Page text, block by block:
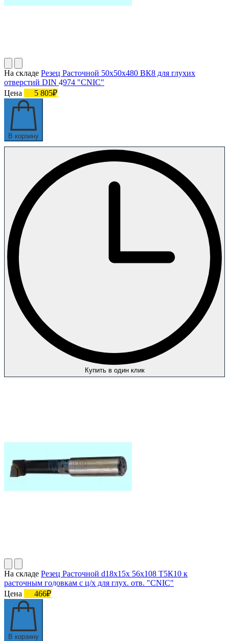
На складе Резец Расточной 50х50х480 ВК8 для глухих
отверстий DIN 4974 "CNIC"
Цена
5 805₽
В корзину
Купить в один клик
На складе Резец Расточной d18х15х 56х108 Т5К10 к
расточным головкам с ц/х для глух. отв. "CNIC"
Цена
466₽
В корзину